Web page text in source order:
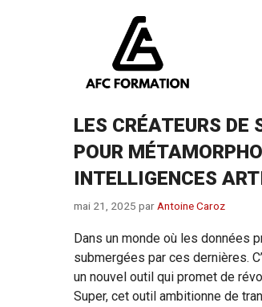
LES CRÉATEURS
POUR
INTELLIGENCES
mai 21, 2025 parAntoine Caroz
Dans un monde où les données
submergées par ces dernières.
un nouvel outil qui promet de
Super, cet outil ambitionne de